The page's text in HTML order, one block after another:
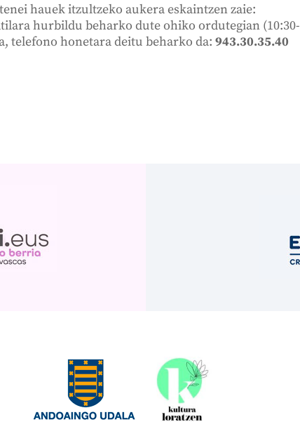
hauek itzultzeko aukera eskaintzen zaie:
hurbildu beharko dute ohiko ordutegian (10:30-
telefono honetara deitu beharko da:943.30.35.40